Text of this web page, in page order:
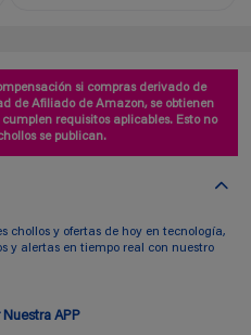
si compras derivado de
de Afiliado de Amazon, se obtienen
requisitos aplicables. Esto no
se publican.
chollos y ofertas de hoy en tecnología,
y alertas en tiempo real con nuestro
APP